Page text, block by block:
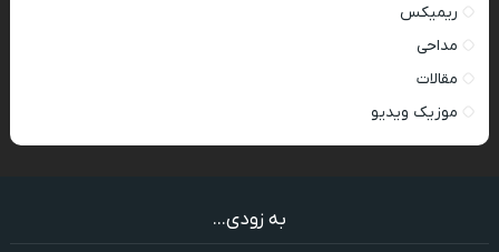
ریمیکس
مداحی
مقالات
موزیک ویدیو
به زودی...